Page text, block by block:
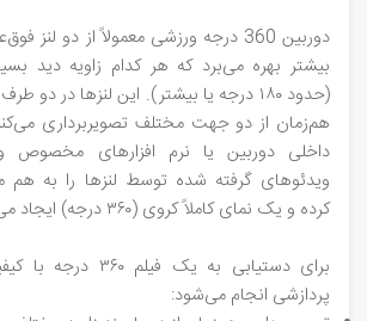
بیشتر بهره می‌برد که هر کدام زاویه دید
(حدود ۱۸۰ درجه یا بیشتر). این لنزها در دو
هم‌زمان از دو جهت مختلف تصویربرداری
داخلی دوربین یا نرم‌ افزارهای مخصوص
کرده و یک نمای کاملاً کروی (۳۶۰ درجه) ایجاد می‌کنند.
برای دستیابی به یک
پردازشی انجام می‌شود: